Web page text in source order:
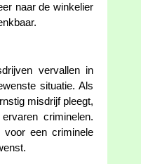
naar de winkelier
vervallen in
situatie. Als
misdrijf pleegt,
criminelen.
voor een criminele